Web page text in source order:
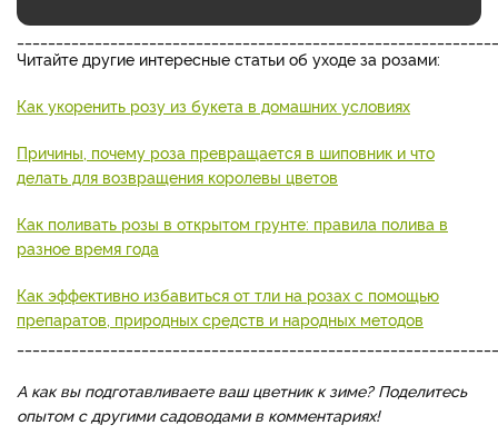
Читайте другие интересные статьи об уходе за розами:
Как укоренить розу из букета в домашних условиях
Причины, почему роза превращается в шиповник и что
делать для возвращения королевы цветов
Как поливать розы в открытом грунте: правила полива в
разное время года
Как эффективно избавиться от тли на розах с помощью
препаратов, природных средств и народных методов
А как вы подготавливаете ваш цветник к зиме? Поделитесь
опытом с другими садоводами в комментариях!